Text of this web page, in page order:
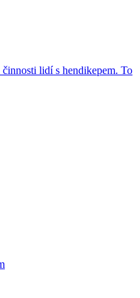
lidí s hendikepem. To